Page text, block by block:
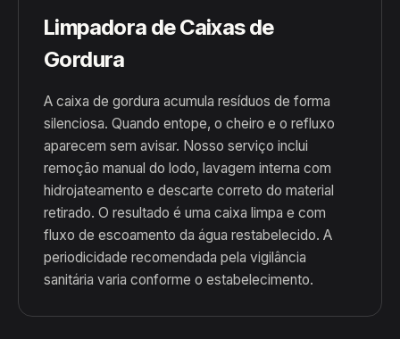
Limpadora de Caixas de
Gordura
A caixa de gordura acumula resíduos de forma
silenciosa. Quando entope, o cheiro e o refluxo
aparecem sem avisar. Nosso serviço inclui
remoção manual do lodo, lavagem interna com
hidrojateamento e descarte correto do material
retirado. O resultado é uma caixa limpa e com
fluxo de escoamento da água restabelecido. A
periodicidade recomendada pela vigilância
sanitária varia conforme o estabelecimento.